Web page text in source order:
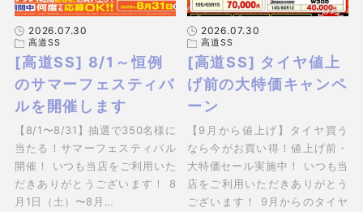
2026.07.30
高道SS
[高道SS] 8/1～恒例
のサマーフェスティバ
ルを開催します
【8/1〜8/31】抽選で350名様に
当たる！サマーフェスティバル
開催！ いつも当店をご利用いた
だきありがとうございます！ 8
月1日（土）〜8月…
2026.07.30
高道SS
[高道SS] タイヤ値上
げ前の大特価キャンペ
ーン
【9月から値上げ】タイヤ買う
なら今がお買い得！値上げ前・
大特価セール実施中！ いつも当
店をご利用いただきありがとう
ございます！ 9月からのタイヤ